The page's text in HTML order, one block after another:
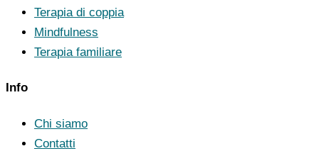
Terapia di coppia
Mindfulness
Terapia familiare
Info
Chi siamo
Contatti